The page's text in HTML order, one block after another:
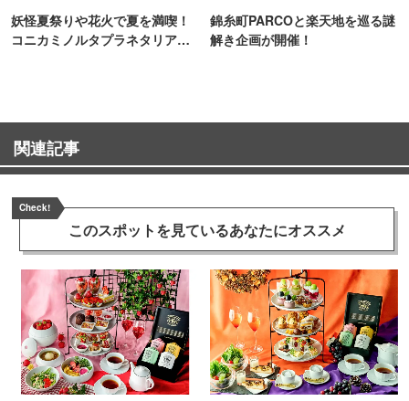
妖怪夏祭りや花火で夏を満喫！
コニカミノルタプラネタリア
錦糸町PARCOと楽天地を巡る謎
解き企画が開催！
関連記事
Check!
このスポットを見ているあなたにオススメ